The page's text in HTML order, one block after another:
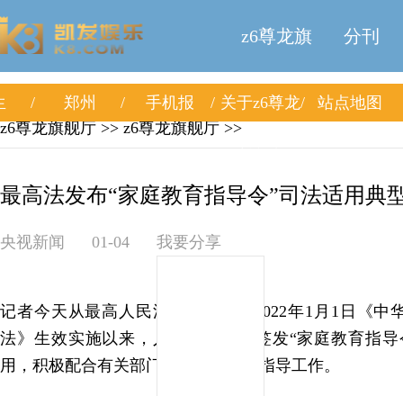
z6尊龙旗
舰厅
分刊
郑州 手机报 关于z6尊龙
站点地图
z6尊龙旗舰厅 >> z6尊龙旗舰厅 >>
最高法发布“家庭教育指导令”司法适用典
央视新闻 01-04 我要分享
记者今天从最高人民法院获悉，自2022年1月1日《中
法》生效实施以来，人民法院通过签发“家庭教育指
用，积极配合有关部门做好家庭教育指导工作。